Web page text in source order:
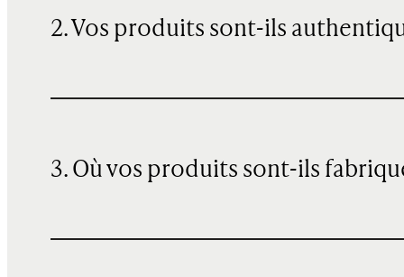
2. Vos produits sont-ils
3. Où vos produits sont-ils